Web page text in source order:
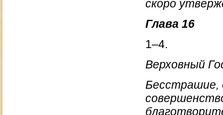
скоро
Глава 16
1–4.
Верховный
Бесстрашие,